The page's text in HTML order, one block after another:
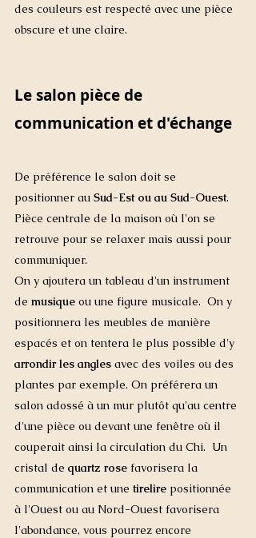
des couleurs est respecté avec une pièce
obscure et une claire.
Le salon pièce de
communication et d'échange
De préférence le salon doit se
positionner au Sud-Est ou au Sud-Ouest.
Pièce centrale de la maison où l'on se
retrouve pour se relaxer mais aussi pour
communiquer.
On y ajoutera un tableau d'un instrument
de musique ou une figure musicale.  On y
positionnera les meubles de manière
espacés et on tentera le plus possible d'y
arrondir les angles avec des voiles ou des
plantes par exemple. On préférera un
salon adossé à un mur plutôt qu'au centre
d'une pièce ou devant une fenêtre où il
couperait ainsi la circulation du Chi.  Un
cristal de quartz rose favorisera la
communication et une tirelire positionnée
à l'Ouest ou au Nord-Ouest favorisera
l'abondance, vous pourrez encore